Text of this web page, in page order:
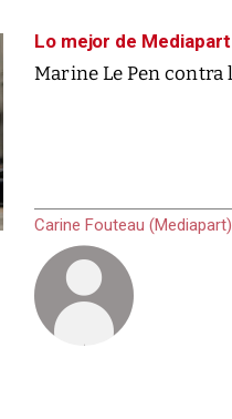
Lo mejor de Mediapart
Marine Le Pen contra
Carine Fouteau (Mediapart)